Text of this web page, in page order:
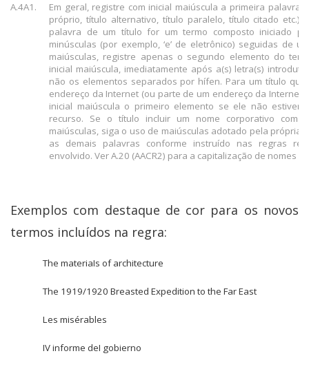
A.4A1.
Em geral, registre com inicial maiúscula a primeira palavra
próprio, título alternativo, título paralelo, título citado etc.) [
palavra de um título for um termo composto iniciado
minúsculas (por exemplo, ‘e’ de eletrônico) seguidas de
maiúsculas, registre apenas o segundo elemento do
inicial maiúscula, imediatamente após a(s) letra(s)
não os elementos separados por hífen. Para um título que
endereço da Internet (ou parte de um endereço da
inicial maiúscula o primeiro elemento se ele não estiver
recurso. Se o título incluir um nome corporativo com
maiúsculas, siga o uso de maiúsculas adotado pela própria
as demais palavras conforme instruído nas regras
envolvido. Ver A.20 (AACR2) para a capitalização de nomes
Exemplos com destaque de cor para os novos
termos incluídos na regra:
The materiaIs of architecture
The 1919/1920 Breasted Expedition to the Far East
Les misérables
IV informe deI gobierno